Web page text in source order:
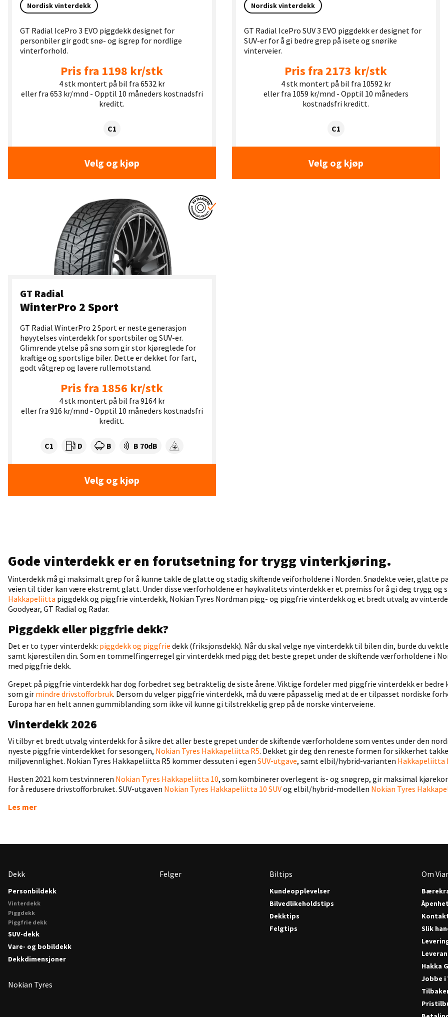
Nordisk vinterdekk
GT Radial IcePro 3 EVO piggdekk designet for
personbiler gir godt snø- og isgrep for nordlige
vinterforhold.
Pris fra 1198 kr/stk
4 stk montert på bil fra 6532 kr
eller fra 653 kr/mnd - Opptil 10 måneders kostnadsfri
kreditt.
Dekklasse:
C1
Velg og kjøp
Nordisk vinterdekk
GT Radial IcePro SUV 3 EVO piggdekk er designet for
SUV-er for å gi bedre grep på isete og snørike
vinterveier.
Pris fra 2173 kr/stk
4 stk montert på bil fra 10592 kr
eller fra 1059 kr/mnd - Opptil 10 måneders
kostnadsfri kreditt.
Dekklasse:
C1
Velg og kjøp
GT Radial
WinterPro 2 Sport
GT Radial WinterPro 2 Sport er neste generasjon
høyytelses vinterdekk for sportsbiler og SUV-er.
Glimrende ytelse på snø som gir stor kjøreglede for
kraftige og sportslige biler. Dette er dekket for fart,
godt våtgrep og lavere rullemotstand.
Pris fra 1856 kr/stk
4 stk montert på bil fra 9164 kr
eller fra 916 kr/mnd - Opptil 10 måneders kostnadsfri
kreditt.
Dekklasse:
C1 Drivstofforbruk:
D Våtgrep:
B Dekkstøy (dB):
B 70dB Snøgrep
Velg og kjøp
Gode ​​vinterdekk er en forutsetning for trygg vinterkjøring.
Vinterdekk må gi maksimalt grep for å kunne takle de glatte og stadig skiftende veiforholdene i Norden. Snødekte veier,
veien til tider kan være ekstremt glatt. Under disse værforholdene er høykvalitets vinterdekk er et premiss for å gi deg trygg og
Hakkapeliitta piggdekk og piggfrie vinterdekk, Nokian Tyres Nordman pigg- og piggfrie vinterdekk og et bredt utvalg av
Goodyear, GT Radial og Radar.
Piggdekk eller piggfrie dekk?
Det er to typer vinterdekk: piggdekk og piggfrie dekk (friksjonsdekk). Når du skal velge nye vinterdekk til bilen din, burde du
samt kjørestilen din. Som en tommelfingerregel gir vinterdekk med pigg det beste grepet under de skiftende værforholdene i
med piggfrie dekk.
Grepet på piggfrie vinterdekk har dog forbedret seg betraktelig de siste årene. Viktige fordeler med piggfrie vinterdekk er
som gir mindre drivstofforbruk. Dersom du velger piggfrie vinterdekk, må du være påpasselig med at de er tilpasset nordiske
Europa har en helt annen gummiblanding som ikke vil kunne gi tilstrekkelig grep på de norske vinterveiene.
Vinterdekk 2026
Vi tilbyr et bredt utvalg vinterdekk for å sikre det aller beste grepet under de skiftende værforholdene som ventes under den
nyeste piggfrie vinterdekket for sesongen, Nokian Tyres Hakkapeliitta R5. Dekket gir deg den reneste formen for sikkerhet
miljøvennlighet. Nokian Tyres Hakkapeliitta R5 kommer dessuten i egen SUV-utgave, samt elbil/hybrid-varianten Hakkapeliitta
Høsten 2021 kom testvinneren Nokian Tyres Hakkapeliitta 10, som kombinerer overlegent is- og snøgrep, gir maksimal
for å redusere drivstofforbruket. SUV-utgaven Nokian Tyres Hakkapeliitta 10 SUVog elbil/hybrid-modellen Nokian Tyres
Les mer
Dekk
Personbildekk
Vinterdekk
Piggdekk
Piggfrie dekk
SUV-dekk
Vare- og bobildekk
Dekkdimensjoner
Nokian Tyres
Felger Biltips
Kundeopplevelser
Bilvedlikeholdstips
Dekktips
Felgtips
Om
Slik
Hakka
Jobbe i